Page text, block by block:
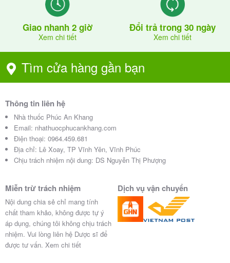
-Nên bổ sung trái cây, rau có lá màu xanh đậm, củ,
ngũ cốc nguyên hạt, sữa đậu nành, sữa chua,…
-Uống nhiều nước, ngủ đủ mỗi ngày.
-Luyện tập thể dục thường xuyên.
-Hạn chế đồ ăn đóng hộp, đồ chiên rán nhiều dầu
-Hạn chế rượu, bia, thuốc lá chất kích thích.
Hạn dùng và bảo quản thuốc
Methylcobalamin Capsules 1500mcg
như thế nào?
-Hạn dùng 30 tháng kể từ ngày sản xuất.
-Bảo quản nhiệt độ dưới 30
0
ẩm.
Giao nhanh 2 giờ
Xem chi tiết
Đổi trả trong 30 ngày
Xem chi tiết
Tìm cửa hàng gần bạn
Thông tin liên hệ
Nhà thuốc Phúc An Khang
Email: nhathuocphucankhang.com
Điện thoại: 0964.459.681
Địa chỉ: Lê Xoay, TP Vĩnh Yên, Vĩnh Phúc
Chịu trách nhiệm nội dung: DS Nguyễn Thị Phượng
Miễn trừ trách nhiệm
Nội dung chia sẻ chỉ mang tính
chất tham khảo, không được tự ý
áp dụng, chúng tôi không chịu trách
nhiệm. Vui lòng liên hệ Dược sĩ để
được tư vấn. Xem chi tiết
Dịch vụ vận chuyển